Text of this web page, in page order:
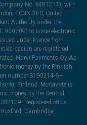
No. 8491211), with
EC3N 3DS, United
Authority under the
900709) to issue electronic
under licence from
design are registered
Narvi Payments Oy Ab
money by the Finnish
number 3190214-6—
Finland. Monavate is
money by the Central
Registered office:
Cambridge,